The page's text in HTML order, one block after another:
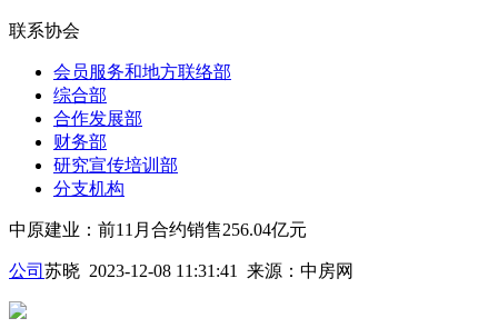
联系协会
会员服务和地方联络部
综合部
合作发展部
财务部
研究宣传培训部
分支机构
中原建业：前11月合约销售256.04亿元
公司 苏晓 2023-12-08 11:31:41 来源： 中房网